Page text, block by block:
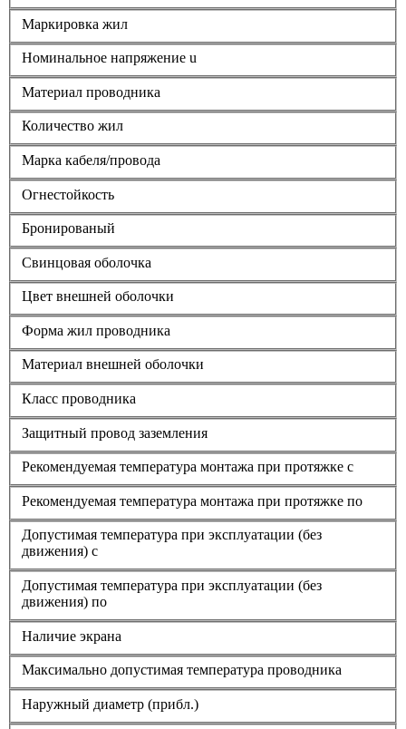
Маркировка жил
Номинальное напряжение u
Материал проводника
Количество жил
Марка кабеля/провода
Огнестойкость
Бронированый
Свинцовая оболочка
Цвет внешней оболочки
Форма жил проводника
Материал внешней оболочки
Класс проводника
Защитный провод заземления
Рекомендуемая температура монтажа при протяжке с
Рекомендуемая температура монтажа при протяжке по
Допустимая температура при эксплуатации (без
движения) с
Допустимая температура при эксплуатации (без
движения) по
Наличие экрана
Максимально допустимая температура проводника
Наружный диаметр (прибл.)